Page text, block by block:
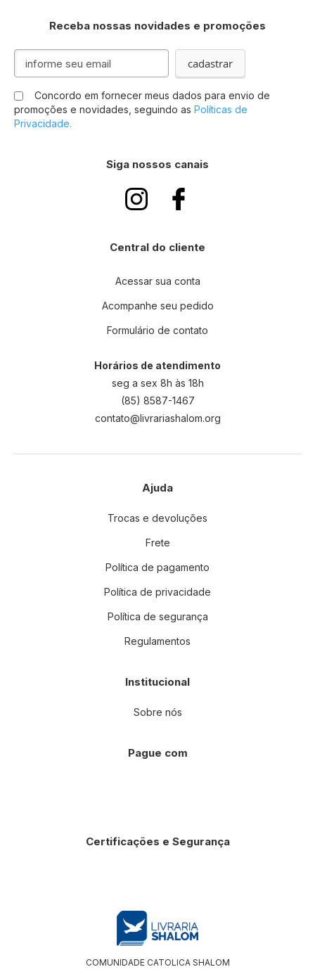
Receba nossas novidades e promoções
Inscreva-
nossa
Newsletter:
cadastrar
Concordo em fornecer meus dados para envio de
promoções e novidades, seguindo as Políticas de
Privacidade.
Siga nossos canais
Central do cliente
Acessar sua conta
Acompanhe seu pedido
Formulário de contato
Horários de atendimento
seg a sex 8h às 18h
(85) 8587-1467
contato@livrariashalom.org
Ajuda
Trocas e devoluções
Frete
Política de pagamento
Política de privacidade
Política de segurança
Regulamentos
Institucional
Sobre nós
Pague com
Certificações e Segurança
COMUNIDADE CATOLICA SHALOM